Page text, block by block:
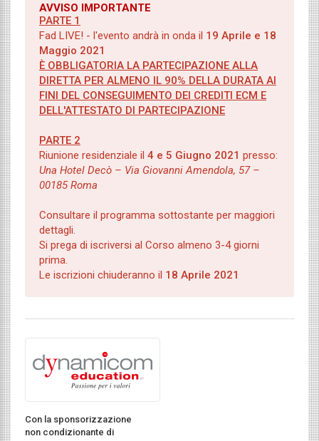
AVVISO IMPORTANTE
PARTE 1
Fad LIVE! - l'evento andrà in onda il 19 Aprile e 18
Maggio 2021
È OBBLIGATORIA LA PARTECIPAZIONE ALLA
DIRETTA PER ALMENO IL 90% DELLA DURATA AI
FINI DEL CONSEGUIMENTO DEI CREDITI ECM E
DELL'ATTESTATO DI PARTECIPAZIONE
PARTE 2
Riunione residenziale il 4 e 5 Giugno 2021 presso:
Una Hotel Decò – Via Giovanni Amendola, 57 –
00185 Roma
Consultare il programma sottostante per maggiori
dettagli.
Si prega di iscriversi al Corso almeno 3-4 giorni
prima.
Le iscrizioni chiuderanno il 18 Aprile 2021
Con la sponsorizzazione
non condizionante di